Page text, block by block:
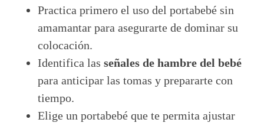
Practica primero el uso del portabebé sin
amamantar para asegurarte de dominar su
colocación.
Identifica las señales de hambre del bebé
para anticipar las tomas y prepararte con
tiempo.
Elige un portabebé que te permita ajustar